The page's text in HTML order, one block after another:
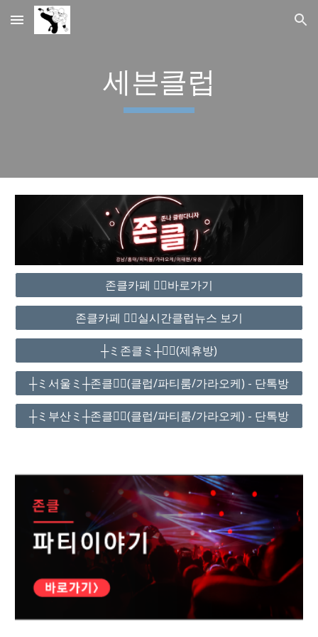
Skip to main content Skip to navigation
세븐클럽
존클카페 ❤️‍🔥바로가기
존클카페 ❤️‍🔥실시간클럽뉴스 보기
┼ミ존클ミ┼❤️‍🔥(제휴방)
┼ミ서울ミ┼존클❤️‍🔥(클럽/파티룸/가라오케) - 단톡방
┼ミ부산ミ┼존클❤️‍🔥(클럽/파티룸/가라오케) - 단톡방